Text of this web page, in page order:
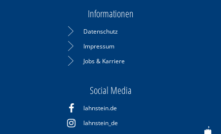
Informationen
Datenschutz
Impressum
Jobs & Karriere
Social Media
lahnstein.de
lahnstein_de